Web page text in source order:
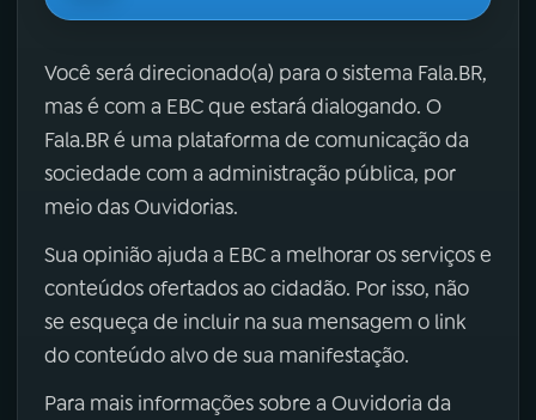
Você será direcionado(a) para o sistema Fala.BR,
mas é com a EBC que estará dialogando. O
Fala.BR é uma plataforma de comunicação da
sociedade com a administração pública, por
meio das Ouvidorias.
Sua opinião ajuda a EBC a melhorar os serviços e
conteúdos ofertados ao cidadão. Por isso, não
se esqueça de incluir na sua mensagem o link
do conteúdo alvo de sua manifestação.
Para mais informações sobre a Ouvidoria da